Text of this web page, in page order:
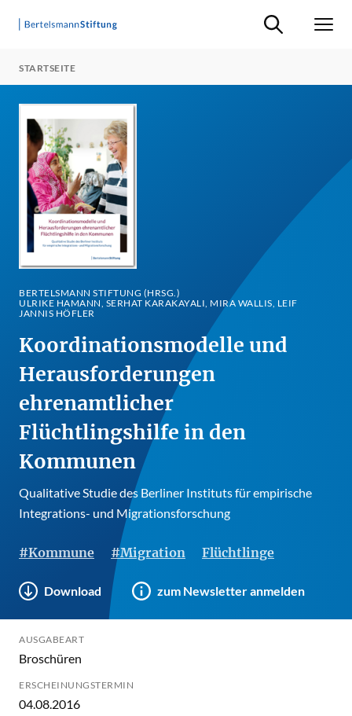
Suche ein-/
STARTSEITE
BERTELSMANN STIFTUNG (HRSG.)
ULRIKE HAMANN, SERHAT KARAKAYALI, MIRA WALLIS, LEIF
JANNIS HÖFLER
Koordinationsmodelle und
Herausforderungen
ehrenamtlicher
Flüchtlingshilfe in den
Kommunen
Qualitative Studie des Berliner Instituts für empirische
Integrations- und Migrationsforschung
#Kommune #Migration Flüchtlinge
Download zum Newsletter anmelden
AUSGABEART
Broschüren
ERSCHEINUNGSTERMIN
04.08.2016